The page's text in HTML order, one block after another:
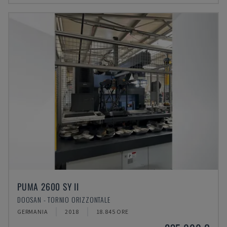
PUMA 2600 SY II
DOOSAN - TORNIO ORIZZONTALE
GERMANIA 2018 18.845 ORE